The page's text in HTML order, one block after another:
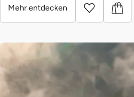
Mehr entdecken